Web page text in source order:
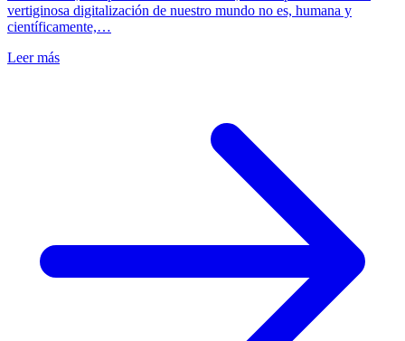
vertiginosa digitalización de nuestro mundo no es, humana y
científicamente,…
Leer más